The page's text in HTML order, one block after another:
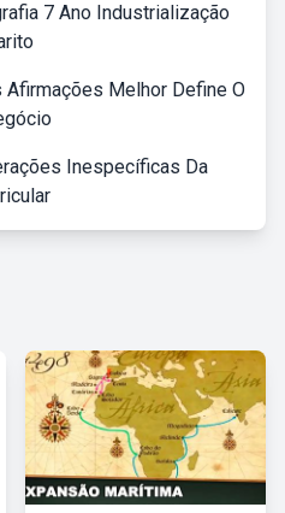
7 Ano Industrialização
Afirmações Melhor Define O
Inespecíficas Da